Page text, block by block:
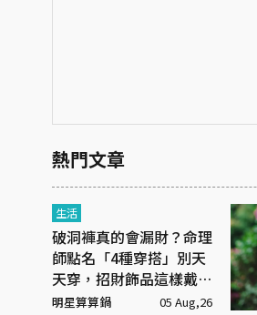
熱門文章
生活
破洞褲真的會漏財？命理
師點名「4種穿搭」別天
天穿，招財飾品這樣戴才
有效
明星算算鍋 05 Aug,26